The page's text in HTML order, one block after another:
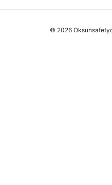
© 2026